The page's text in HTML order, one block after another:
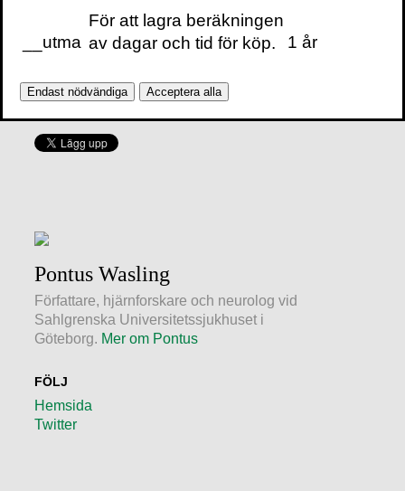
hippocampus, som ger dessa tillstånd. När
man får en retning av hippocampus kan
Pontus Wasling
Författare, hjärnforskare och neurolog vid
Sahlgrenska Universitetssjukhuset i
Göteborg. Mer om Pontus
FÖLJ
Hemsida
Twitter
__utma
För att lagra beräkningen
av dagar och tid för köp.
1 år
Endast nödvändiga Acceptera alla